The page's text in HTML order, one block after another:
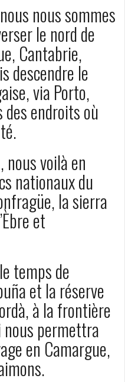
nous sommes
le nord de
Cantabrie,
descendre le
via Porto,
des endroits où
nous voilà en
nationaux du
la sierra
et
temps de
et la réserve
à la frontière
nous permettra
en Camargue,